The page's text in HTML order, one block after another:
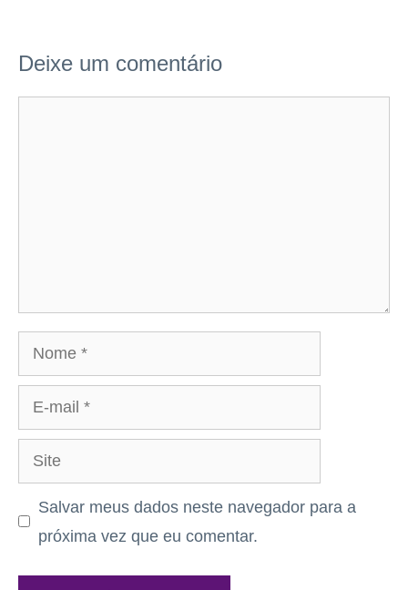
Deixe um comentário
Nome
mail
Site
Salvar meus dados neste navegador para a
próxima vez que eu comentar.